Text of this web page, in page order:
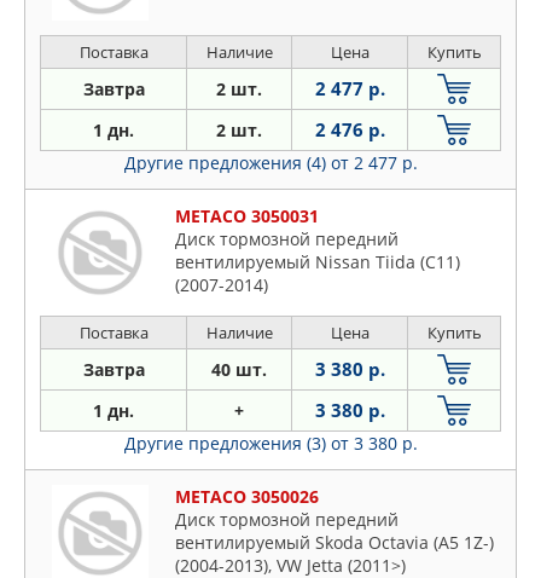
Поставка Наличие Цена Купить
Завтра 2 шт. 2 477 р.
1 дн. 2 шт. 2 476 р.
Другие предложения (4) от 2 477 р.
METACO 3050031
Диск тормозной передний
вентилируемый Nissan Tiida (C11)
(2007-2014)
Поставка Наличие Цена Купить
Завтра 40 шт. 3 380 р.
1 дн. + 3 380 р.
Другие предложения (3) от 3 380 р.
METACO 3050026
Диск тормозной передний
вентилируемый Skoda Octavia (A5 1Z-)
(2004-2013), VW Jetta (2011>)